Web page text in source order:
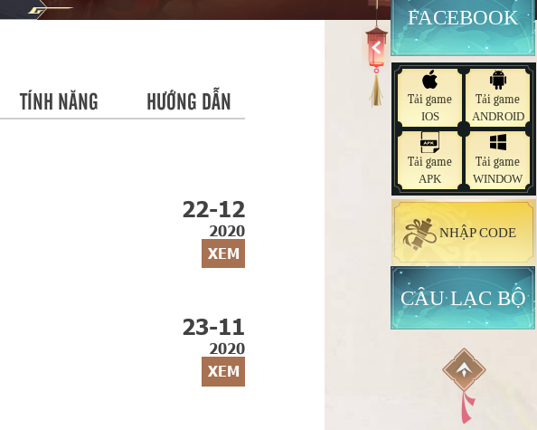
TÍNH NĂNG HƯỚNG DẪN
22-12
2020
XEM
23-11
2020
XEM
FACEBOOK
Tải game
IOS
Tải game
ANDROID
Tải game
APK
Tải game
WINDOW
NHẬP CODE
CÂU LẠC BỘ